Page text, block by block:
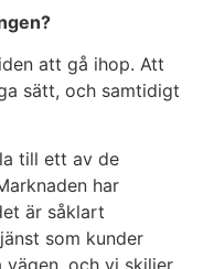
att gå ihop. Att
sätt, och samtidigt
till ett av de
har
är såklart
som kunder